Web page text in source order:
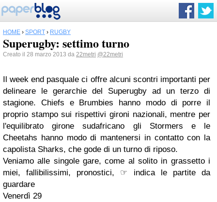
HOME › SPORT › RUGBY
Superugby: settimo turno
Creato il 28 marzo 2013 da 22metri @22metri
Il week end pasquale ci offre alcuni scontri importanti per
delineare le gerarchie del Superugby ad un terzo di
stagione. Chiefs e Brumbies hanno modo di porre il
proprio stampo sui rispettivi gironi nazionali, mentre per
l'equilibrato girone sudafricano gli Stormers e le
Cheetahs hanno modo di mantenersi in contatto con la
capolista Sharks, che gode di un turno di riposo.
Veniamo alle singole gare, come al solito in grassetto i
miei, fallibilissimi, pronostici, ☞ indica le partite da
guardare
Venerdì 29